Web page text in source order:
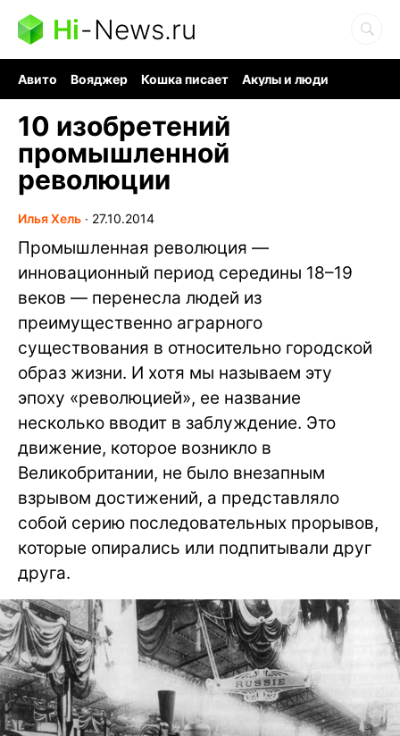
Hi-News.ru
Авито Вояджер Кошка писает
Акулы и люди
10 изобретений
промышленной
революции
Илья Хель ∙ 27.10.2014
Промышленная революция —
инновационный период середины 18–19
веков — перенесла людей из
преимущественно аграрного
существования в относительно городской
образ жизни. И хотя мы называем эту
эпоху «революцией», ее название
несколько вводит в заблуждение. Это
движение, которое возникло в
Великобритании, не было внезапным
взрывом достижений, а представляло
собой серию последовательных прорывов,
которые опирались или подпитывали друг
друга.